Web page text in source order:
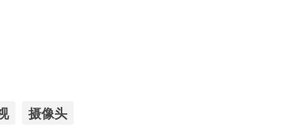
摄像头